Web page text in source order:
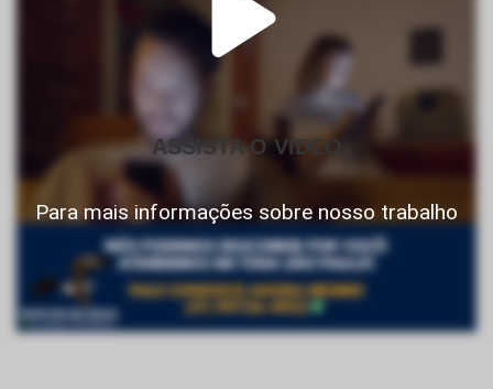
ASSISTA O VIDEO
Para mais informações sobre nosso trabalho